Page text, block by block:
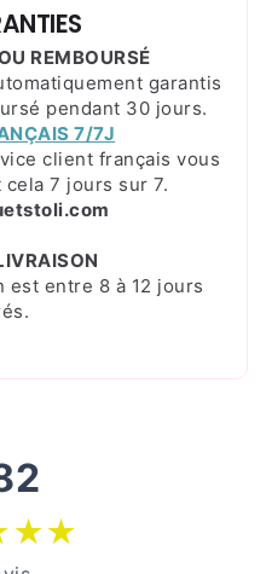
REMBOURSÉ
garantis
pendant 30 jours.
7/7J
client français vous
7 jours sur 7.
est entre 8 à 12 jours
★★